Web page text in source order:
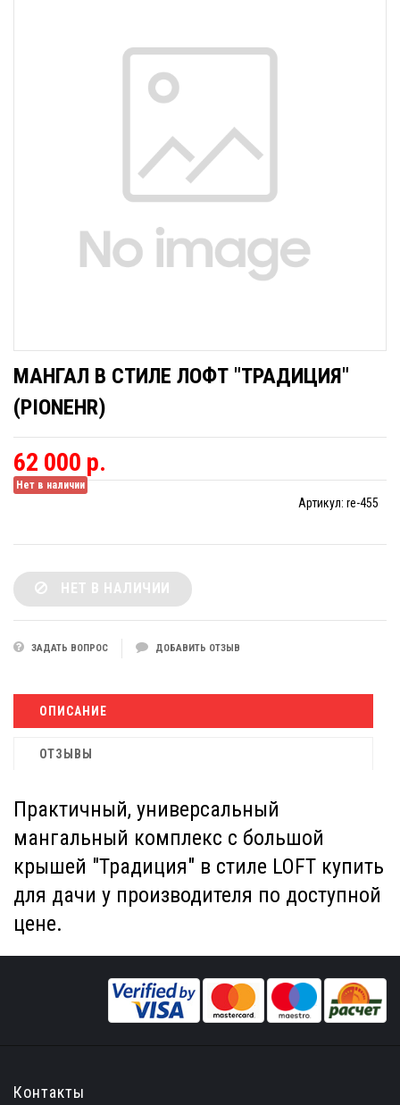
МАНГАЛ В СТИЛЕ ЛОФТ "ТРАДИЦИЯ"
(PIONEHR)
62 000 р.
Нет в наличии
Артикул: re-455
НЕТ В НАЛИЧИИ
ЗАДАТЬ ВОПРОС ДОБАВИТЬ ОТЗЫВ
ОПИСАНИЕ
ОТЗЫВЫ
Практичный, универсальный
мангальный комплекс с большой
крышей "Традиция" в стиле LOFT купить
для дачи у производителя по доступной
цене.
Контакты